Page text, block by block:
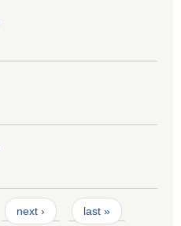
next › last »